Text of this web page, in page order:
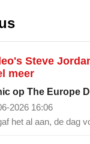
Steve
meer
op The Europe
2026 16:06
het al aan, de dag